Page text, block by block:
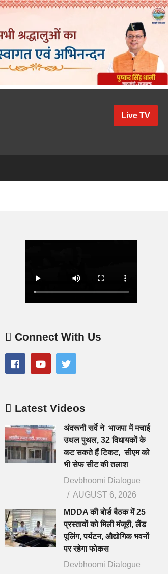
Live TV
Connect With Us
Latest Videos
अंदरूनी सर्वे ने भाजपा में मचाई
उथल पुथल, 32 विधायकों के
कट सकते हैं टिकट, सीएम को
भी सेफ सीट की तलाश
Devbhoomi Dialogue
AUGUST 6, 2026
MDDA की बोर्ड बैठक में 25
प्रस्तावों को मिली मंजूरी, लैंड
पूलिंग, पर्यटन, औद्योगिक भवनों
पर रहेगा फोकस
Devbhoomi Dialogue